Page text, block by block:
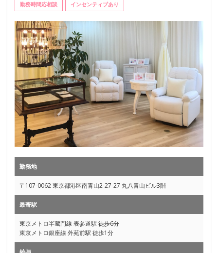
勤務時間応相談 インセンティブあり
勤務地
〒107-0062 東京都港区南青山2-27-27 丸八青山ビル3階
最寄駅
東京メトロ半蔵門線 表参道駅 徒歩6分
東京メトロ銀座線 外苑前駅 徒歩1分